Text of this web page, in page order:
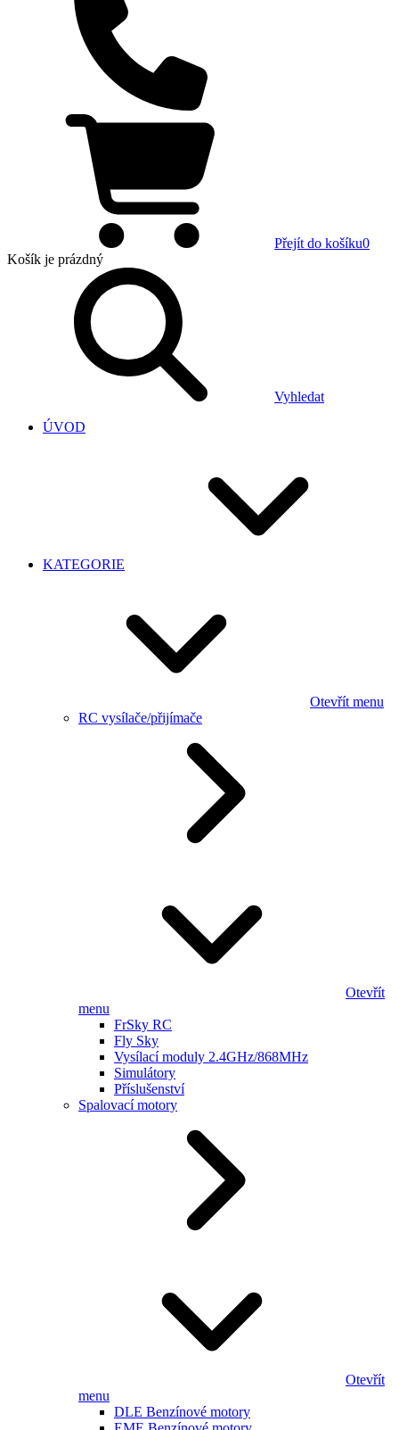
Přejít do košíku0
Košík je prázdný
Vyhledat
ÚVOD
KATEGORIE
Otevřít menu
RC vysílače/přijímače
Otevřít
menu
FrSky RC
Fly Sky
Vysílací moduly 2.4GHz/868MHz
Simulátory
Příslušenství
Spalovací motory
Otevřít
menu
DLE Benzínové motory